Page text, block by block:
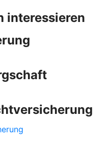
interessieren